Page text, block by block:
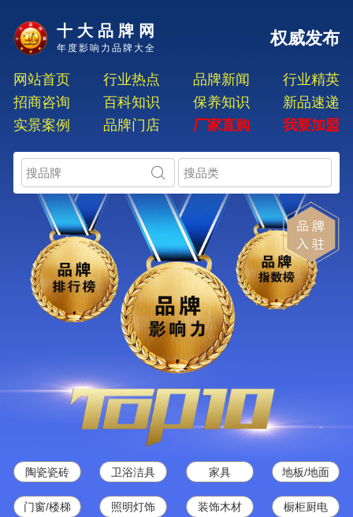
十大品牌网
年度影响力品牌大全
权威发布
网站首页 行业热点 品牌新闻
行业精英
招商咨询
百科知识 保养知识
新品速递
实景案例
品牌门店 厂家直购 我要加盟
陶瓷瓷砖 卫浴洁具 家具 地板/地面
门窗/楼梯 照明灯饰 装饰木材 橱柜厨电